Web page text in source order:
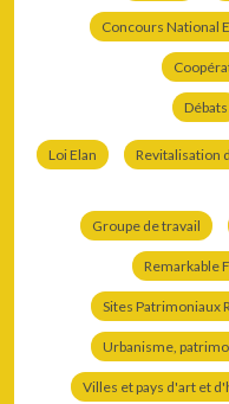
Concours National
Débats
Loi Elan Revitalisation
Groupe de travail
Remarkable
Sites Patrimoniaux
Urbanisme,
Villes et pays d'art et